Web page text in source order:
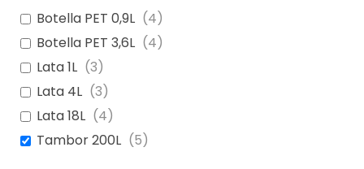
Botella PET 0,9L (4)
Botella PET 3,6L (4)
Lata 1L (3)
Lata 4L (3)
Lata 18L (4)
Tambor 200L (5)